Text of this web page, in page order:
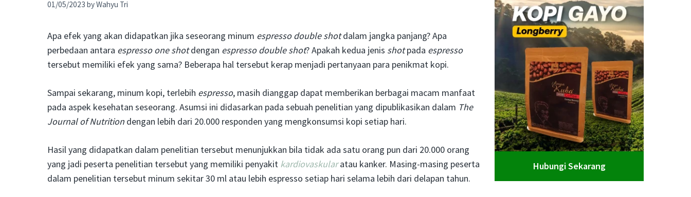
01/05/2023 byWahyu Tri
Apa efek yang akan didapatkan jika seseorang minum espresso double shot dalam jangka panjang? Apa
perbedaan antara espresso one shotdengan espresso double shot? Apakah kedua jenis shotpada espresso
tersebut memiliki efek yang sama? Beberapa hal tersebut kerap menjadi pertanyaan para penikmat kopi.
Sampai sekarang, minum kopi, terlebih espresso, masih dianggap dapat memberikan berbagai macam manfaat
pada aspek kesehatan seseorang. Asumsi ini didasarkan pada sebuah penelitian yang dipublikasikan dalam The
Journal of Nutrition dengan lebih dari 20.000 responden yang mengkonsumsi kopi setiap hari.
Hasil yang didapatkan dalam penelitian tersebut menunjukkan bila tidak ada satu orang pun dari 20.000 orang
yang jadi peserta penelitian tersebut yang memiliki penyakit kardiovaskularatau kanker. Masing-masing peserta
dalam penelitian tersebut minum sekitar 30 ml atau lebih espresso setiap hari selama lebih dari delapan tahun.
Hubungi Sekarang